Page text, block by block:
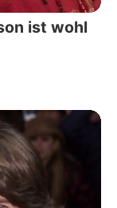
ist wohl